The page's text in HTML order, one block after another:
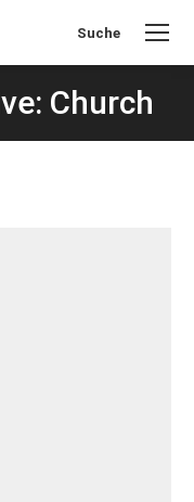
Search:
Suche
Church